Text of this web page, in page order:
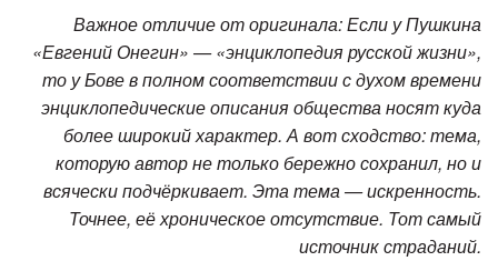
Важное отличие от оригинала: Если у Пушкина
«Евгений Онегин» — «энциклопедия русской жизни»,
то у Бове в полном соответствии с духом времени
энциклопедические описания общества носят куда
более широкий характер. А вот сходство: тема,
которую автор не только бережно сохранил, но и
всячески подчёркивает. Эта тема — искренность.
Точнее, её хроническое отсутствие. Тот самый
источник страданий.